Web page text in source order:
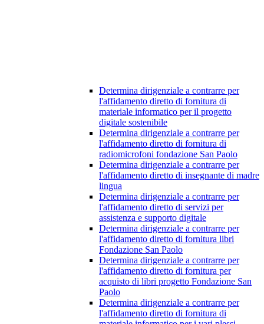
Determina dirigenziale a contrarre per
l'affidamento diretto di fornitura di
materiale informatico per il progetto
digitale sostenibile
Determina dirigenziale a contrarre per
l'affidamento diretto di fornitura di
radiomicrofoni fondazione San Paolo
Determina dirigenziale a contrarre per
l'affidamento diretto di insegnante di madre
lingua
Determina dirigenziale a contrarre per
l'affidamento diretto di servizi per
assistenza e supporto digitale
Determina dirigenziale a contrarre per
l'affidamento diretto di fornitura libri
Fondazione San Paolo
Determina dirigenziale a contrarre per
l'affidamento diretto di fornitura per
acquisto di libri progetto Fondazione San
Paolo
Determina dirigenziale a contrarre per
l'affidamento diretto di fornitura di